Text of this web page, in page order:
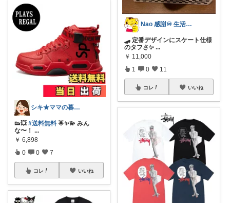
シキ★ママの暮らし、キッズ
👟💥#送料無料 🌟✨💫 みん
な〜！ ...
￥ 6,898
0 0 7
コレ いいね
Nao 感謝♾️ 生活ラクROOM
🛹 定番デザインにスケート仕様
のタフさ✨ ...
￥ 11,000
1 0 11
コレ いいね